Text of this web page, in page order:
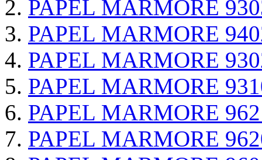
PAPEL MARMORE
PAPEL MARMORE
PAPEL MARMORE
PAPEL MARMORE
PAPEL MARMORE
PAPEL MARMORE